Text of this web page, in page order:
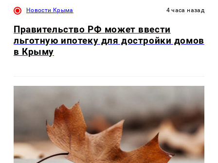
Новости Крыма 4 часа назад
Правительство РФ может ввести
льготную ипотеку для достройки домов
в Крыму